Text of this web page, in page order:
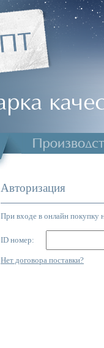
Авторизация
При входе в онлайн покупку
ID номер:
Нет договора поставки?